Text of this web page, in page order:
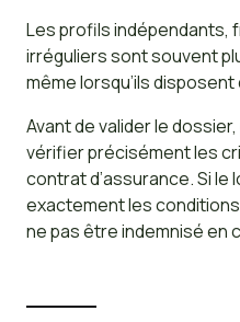
Les profils indépendants,
irréguliers sont souvent
même lorsqu’ils
Avant de valider le
vérifier précisément les
contrat d’assurance. Si
exactement les
ne pas être indemnisé en